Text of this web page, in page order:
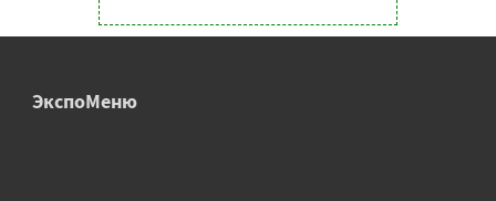
ЭкспоМеню